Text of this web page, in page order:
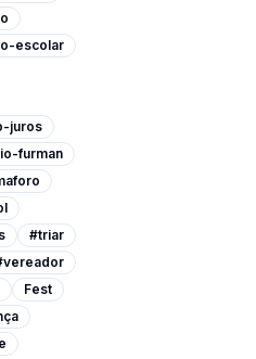
escolar
juros
furman
#triar
Fest